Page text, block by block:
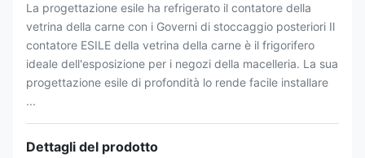
La progettazione esile ha refrigerato il contatore della
vetrina della carne con i Governi di stoccaggio posteriori Il
contatore ESILE della vetrina della carne è il frigorifero
ideale dell'esposizione per i negozi della macelleria. La sua
progettazione esile di profondità lo rende facile installare
...
Dettagli del prodotto